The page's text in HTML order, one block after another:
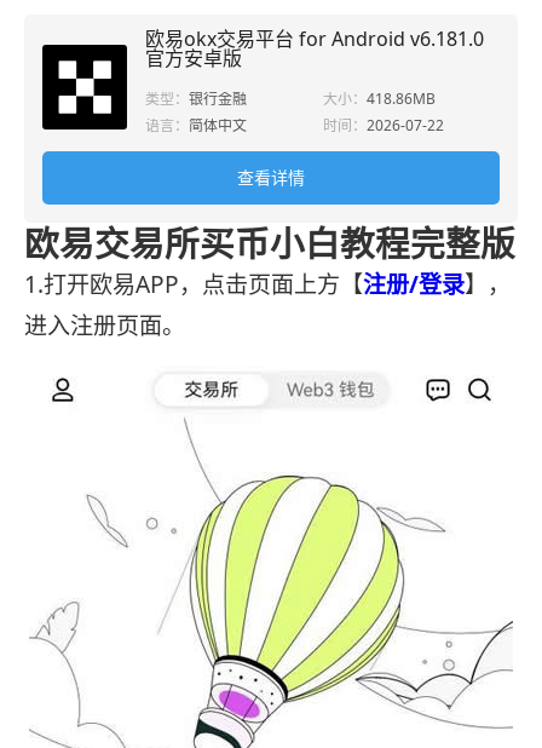
欧易okx交易平台 for Android v6.181.0
官方安卓版
类型： 银行金融 大小： 418.86MB
语言： 简体中文 时间： 2026-07-22
查看详情
欧易交易所买币小白教程完整版
1.打开欧易APP，点击页面上方【注册/登录】，
进入注册页面。